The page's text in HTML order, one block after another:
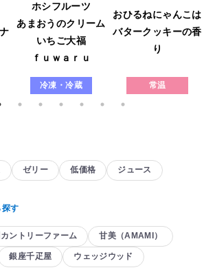
ホシフルーツ
あまおうのクリーム
いちご大福
ｆｕｗａｒｕ
冷凍・冷蔵
おひるねにゃんこは
バタークッキーの香
り
常温
ゼリー 低価格 ジュース
探す
ントリーファーム 甘美（AMAMI）
銀座千疋屋 ウェッジウッド